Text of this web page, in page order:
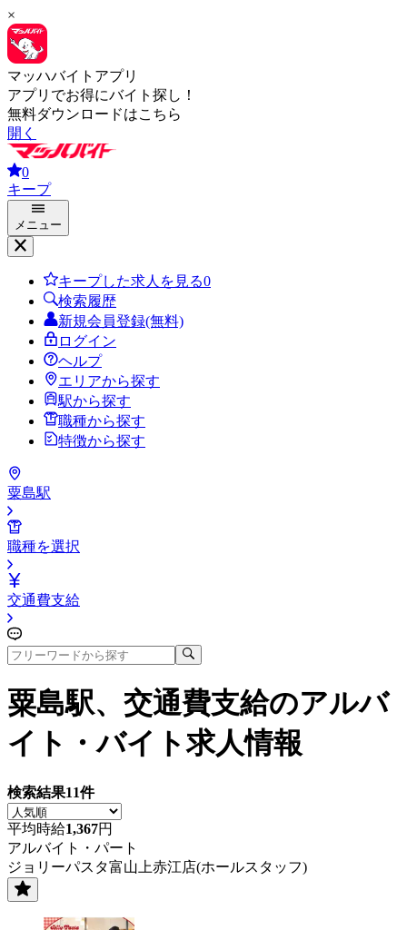
×
マッハバイトアプリ
アプリでお得にバイト探し！
無料ダウンロードはこちら
開く
0
キープ
メニュー
キープした求人を見る0
検索履歴
新規会員登録(無料)
ログイン
ヘルプ
エリアから探す
駅から探す
職種から探す
特徴から探す
粟島駅
職種を選択
交通費支給
粟島駅、交通費支給のアルバ
イト・バイト求人情報
検索結果11件
平均時給1,367円
アルバイト・パート
ジョリーパスタ富山上赤江店(ホールスタッフ)